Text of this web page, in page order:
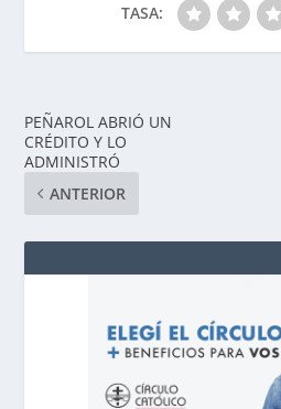
TASA:
PEÑAROL ABRIÓ UN
CRÉDITO Y LO
ADMINISTRÓ
ANTERIOR